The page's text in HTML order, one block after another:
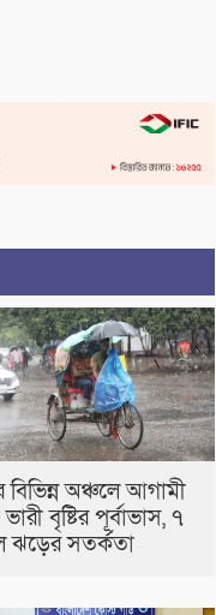
বিভিন্ন অঞ্চলে আগামী
বৃষ্টির পূর্বাভাস, ৭
ঝড়ের সতর্কতা